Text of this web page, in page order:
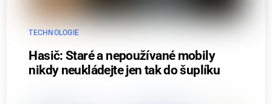
TECHNOLOGIE
Hasič: Staré a nepoužívané mobily
nikdy neukládejte jen tak do šuplíku